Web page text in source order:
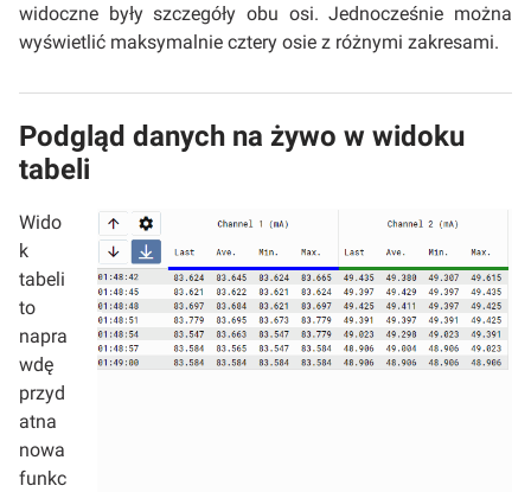
widoczne były szczegóły obu osi. Jednocześnie można
wyświetlić maksymalnie cztery osie z różnymi zakresami.
Podgląd danych na żywo w widoku
tabeli
Wido
k
tabeli
to
napra
wdę
przyd
atna
nowa
funkc